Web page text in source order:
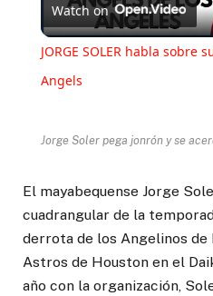
Watch on
JORGE SOLER habla sobre
Angels
Jorge Soler pega jonrón y se
El mayabequense Jorge
cuadrangular de la
derrota de los Angelinos de
Astros de Houston en el
año con la organización,